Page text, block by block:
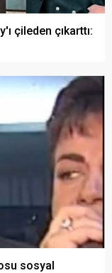
çileden çıkarttı:
sosyal